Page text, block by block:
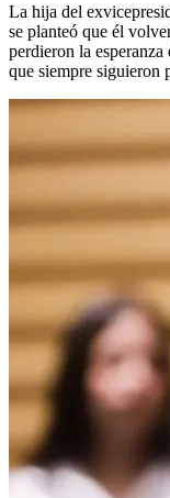
La hija del
se planteó que él
perdieron la
que siempre siguieron